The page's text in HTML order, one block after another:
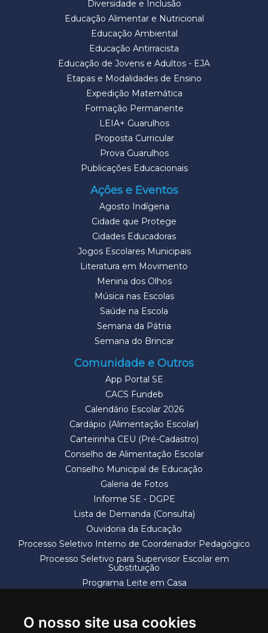
O nosso site usa cookies
Diversidade e Inclusão
Educação Alimentar e Nutricional
Educação Ambiental
Educação Antirracista
Educação de Jovens e Adultos - EJA
Etapas e Modalidades de Ensino
Expedição Matemática
Formação Permanente
LEIA+ Guarulhos
Proposta Curricular
Prova Guarulhos
Publicações Educacionais
Ações e Eventos
Agosto Indígena
Cidade que Protege
Cidades Educadoras
Jogos Escolares Municipais
Literatura em Movimento
Menina dos Olhos
Música nas Escolas
Saúde na Escola
Semana da Pátria
Semana do Brincar
Comunidade e Outros
App Portal SE
CACS Fundeb
Calendário Escolar 2026
Cardápio (Alimentação Escolar)
Carteirinha CEU (Pré-Cadastro)
Conselho de Alimentação Escolar
Conselho Municipal de Educação
Galeria de Fotos
Informe SE - DGPE
Lista de Demanda (Consulta)
Ouvidoria da Educação
Processo Seletivo Interno de Coordenador Pedagógico
Processo Seletivo para Supervisor Escolar em
Substituição
Programa Leite em Casa